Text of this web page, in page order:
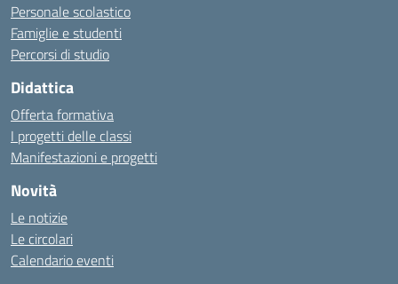
Personale scolastico
Famiglie e studenti
Percorsi di studio
Didattica
Offerta formativa
I progetti delle classi
Manifestazioni e progetti
Novità
Le notizie
Le circolari
Calendario eventi